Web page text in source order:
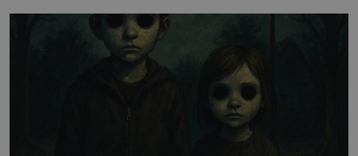
vyhýbají! Už jste o těchto lesích slyšeli? A odvážili
byste se je navštívit? [gallery ids="17